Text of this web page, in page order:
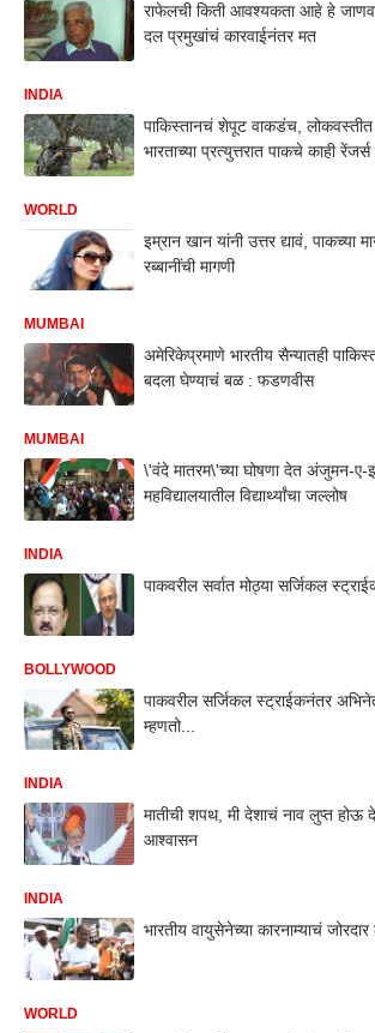
राफेलची किती आवश्यकता आहे हे
दल प्रमुखांचं कारवाईनंतर मत
INDIA
पाकिस्तानचं शेपूट वाकडंच,
भारताच्या प्रत्युत्तरात पाकचे काही रेंजर्स
WORLD
इम्रान खान यांनी उत्तर द्यावं, पाकच्या
रब्बानींची मागणी
MUMBAI
अमेरिकेप्रमाणे भारतीय सैन्यातही
बदला घेण्याचं बळ : फडणवीस
MUMBAI
\'वंदे मातरम\'च्या घोषणा देत अंजुमन-ए-
महविद्यालयातील विद्यार्थ्यांचा जल्लोष
INDIA
पाकवरील सर्वात मोठ्या सर्जिकल
BOLLYWOOD
पाकवरील सर्जिकल स्ट्राईकनंतर
म्हणतो...
INDIA
मातीची शपथ, मी देशाचं नाव लुप्त होऊ
आश्वासन
INDIA
भारतीय वायुसेनेच्या कारनाम्याचं
WORLD